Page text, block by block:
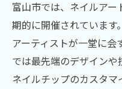
富山市では、ネイルア
期的に開催されています
アーティストが一堂に会
では最先端のデザインや
ネイルチップのカスタ